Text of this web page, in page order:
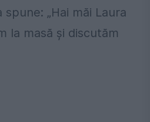
„Hai măi Laura
la masă și discutăm